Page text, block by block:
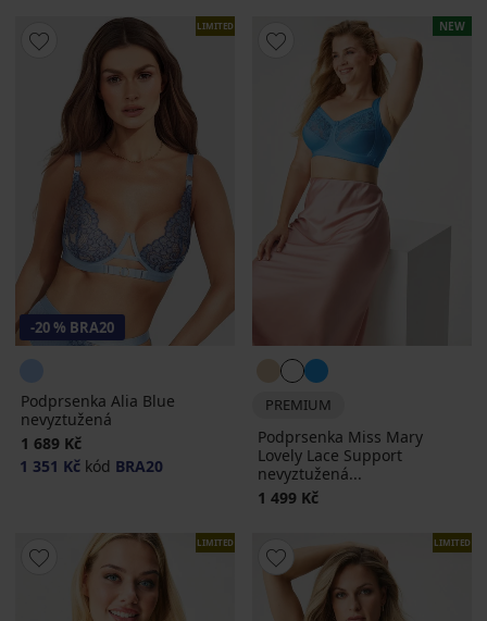
LIMITED
-20 % BRA20
Podprsenka Alia Blue
nevyztužená
1 689 Kč
1 351 Kč kód BRA20
NEW
PREMIUM
Podprsenka Miss Mary
Lovely Lace Support
nevyztužená...
1 499 Kč
LIMITED LIMITED